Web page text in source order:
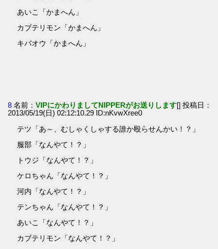
あいこ「かまへん」
カブテリモン「かまへん」
キバオウ「かまへん」
8 名前：VIPにかわりましてNIPPERがお送りします[] 投稿日：
2013/05/19(日) 02:12:10.29 ID:nKvwXree0
テツ「あ～、むしゃくしゃする誰か殴らせんかい！？」
服部「なんやて！？」
トウジ「なんやて！？」
ケロちゃん「なんやて！？」
河内「なんやて！？」
テンちゃん「なんやて！？」
あいこ「なんやて！？」
カブテリモン「なんやて！？」